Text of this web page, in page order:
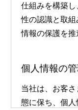
仕組みを構築
性の認識と取
情報の保護を推
個人情報の
当社は、お客
態に保ち、個